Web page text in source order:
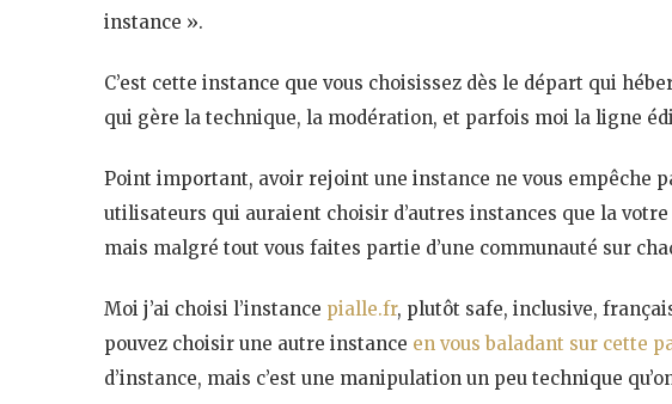
instance ».
C’est cette instance que vous choisissez dès le départ qui
qui gère la technique, la modération, et parfois moi la ligne
Point important, avoir rejoint une instance ne vous empêche
utilisateurs qui auraient choisir d’autres instances que la votre
mais malgré tout vous faites partie d’une communauté sur
Moi j’ai choisi l’instance pialle.fr, plutôt safe, inclusive,
pouvez choisir une autre instance en vous baladant sur cette
d’instance, mais c’est une manipulation un peu technique